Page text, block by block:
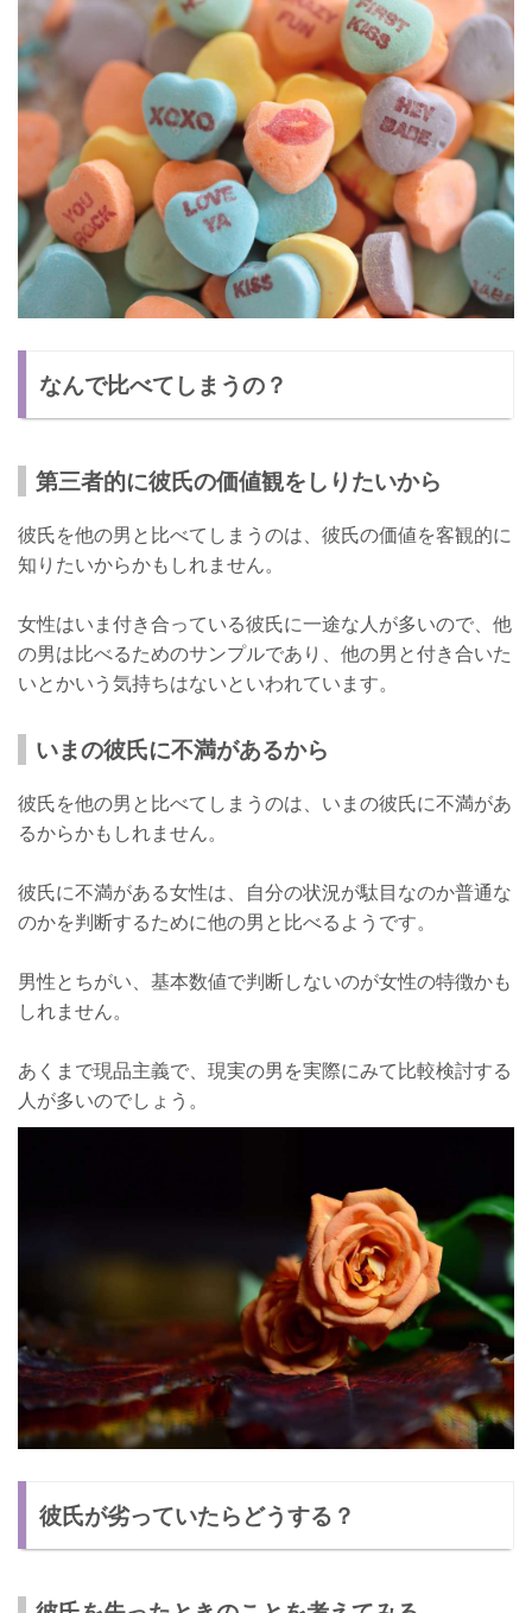
なんで比べてしまうの？
第三者的に彼氏の価値観をしりたいから
彼氏を他の男と比べてしまうのは、彼氏の価値を客観的に
知りたいからかもしれません。
女性はいま付き合っている彼氏に一途な人が多いので、他
の男は比べるためのサンプルであり、他の男と付き合いた
いとかいう気持ちはないといわれています。
いまの彼氏に不満があるから
彼氏を他の男と比べてしまうのは、いまの彼氏に不満があ
るからかもしれません。
彼氏に不満がある女性は、自分の状況が駄目なのか普通な
のかを判断するために他の男と比べるようです。
男性とちがい、基本数値で判断しないのが女性の特徴かも
しれません。
あくまで現品主義で、現実の男を実際にみて比較検討する
人が多いのでしょう。
彼氏が劣っていたらどうする？